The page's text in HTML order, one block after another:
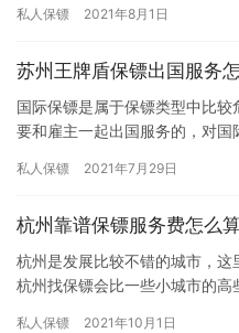
不是很…
私人保镖 2021年8月1日
苏州王牌盾保镖出国服务
国际保镖是属于保镖类型中比
要和雇主一起出国服务的，对
起来…
私人保镖 2021年7月29日
杭州靠谱保镖服务费怎么
杭州是发展比较不错的城市，
杭州找保镖会比一些小城市的
私人保镖 2021年10月1日